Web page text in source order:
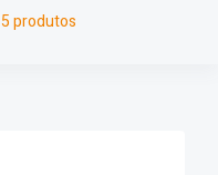
5 produtos